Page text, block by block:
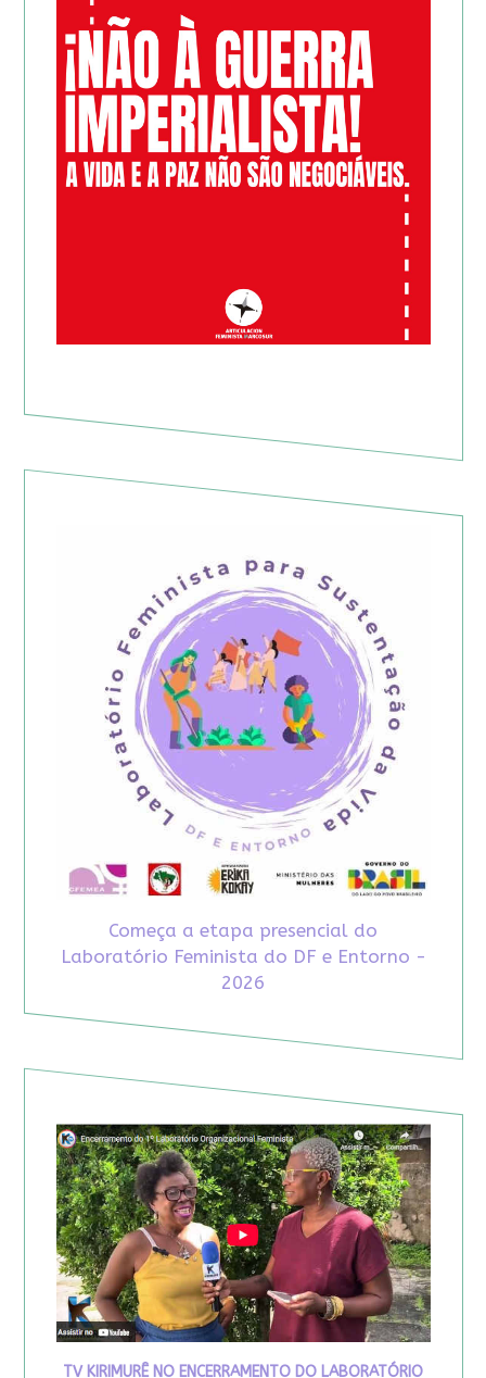
Começa a etapa presencial do
Laboratório Feminista do DF e Entorno -
2026
TV KIRIMURÊ NO ENCERRAMENTO DO LABORATÓRIO